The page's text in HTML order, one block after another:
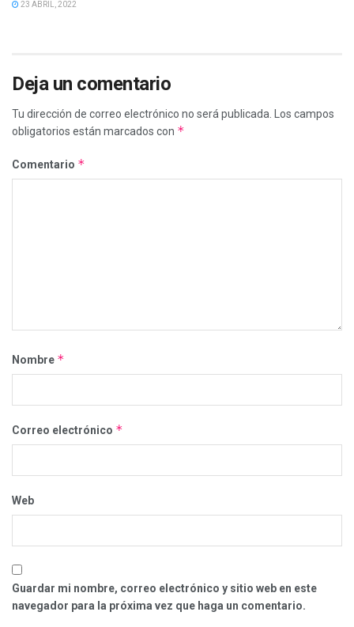
23 ABRIL, 2022
Deja un comentario
Tu dirección de correo electrónico no será publicada.
Los campos
obligatorios están marcados con *
Comentario *
Nombre *
Correo electrónico *
Web
Guardar mi nombre, correo electrónico y sitio web en este
navegador para la próxima vez que haga un comentario.